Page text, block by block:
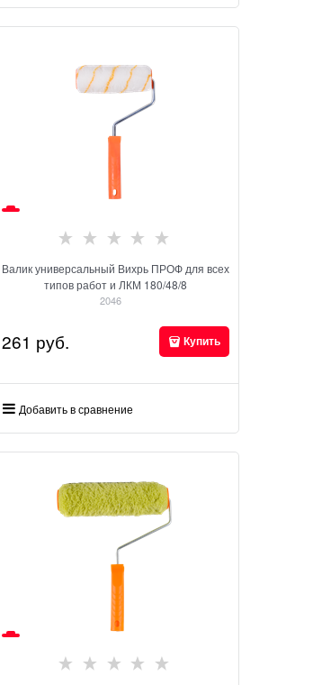
Валик универсальный Вихрь ПРОФ для всех
типов работ и ЛКМ 180/48/8
2046
261 руб. Купить
Добавить в сравнение